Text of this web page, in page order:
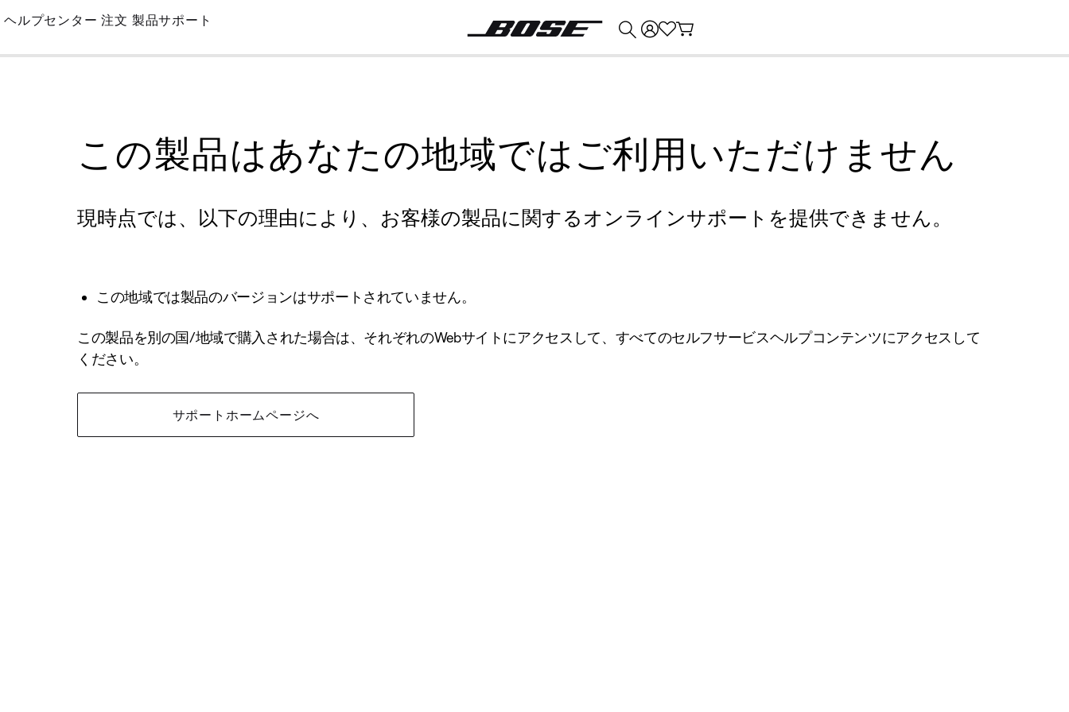
Skip
Main
ヘルプセンター 注文 製品サポート
この製品はあなたの地域ではご利用いただけません
現時点では、以下の理由により、お客様の製品に関するオンラインサポートを提供できません。
この地域では製品のバージョンはサポートされていません。
この製品を別の国/地域で購入された場合は、それぞれのWebサイトにアクセスして、すべてのセルフサービスヘルプコンテンツにアクセスして
ください。
サポートホームページへ